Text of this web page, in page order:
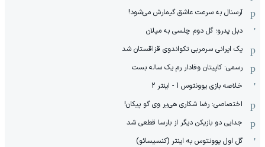
آرسنال به سرعت عاشق گیمارش می‌شود!
دبل پدرو؛ گل دوم چلسی به میلان
یک ایرانی سرمربی تکواندوی قزاقستان شد
رسمی: کاپیتان وفادار رم یک ساله بست
خلاصه بازی یوونتوس 1 - اینتر 2
اختصاصی: رضا شکاری هی‌یر وی‌ گو پیکان!
جدایی دو بازیکن دیگر از بارسا قطعی شد
گل اول یوونتوس به اینتر (کنسیسائو)